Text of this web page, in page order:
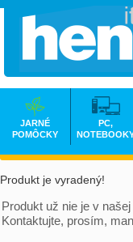
Produkt je vyradený!
Produkt už nie je v
Kontaktujte, prosím,
JARNÉ
POMÔCKY
PC,